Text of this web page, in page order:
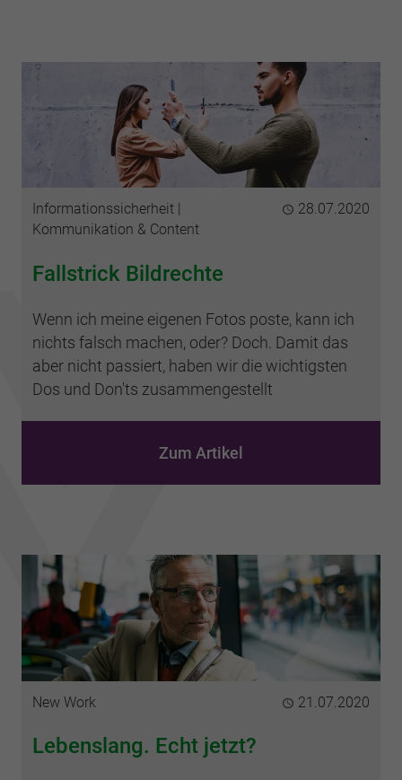
Kategorien
Informationssicherheit
Kommunikation & Content
Publiziert
28.07.2020
Fallstrick Bildrechte
Wenn ich meine eigenen Fotos poste, kann ich
nichts falsch machen, oder? Doch. Damit das
aber nicht passiert, haben wir die wichtigsten
Dos und Don'ts zusammengestellt
Zum Artikel
Kategorie
New Work Publiziert
21.07.2020
Lebenslang. Echt jetzt?